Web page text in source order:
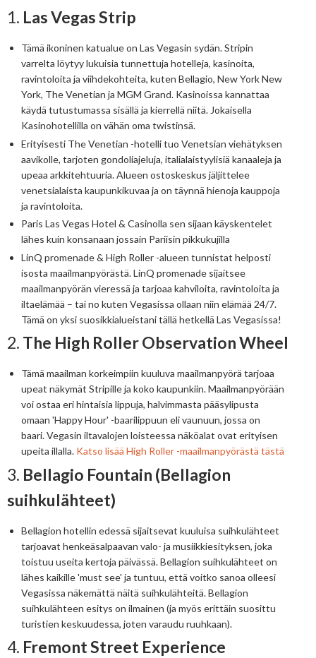
1. Las Vegas Strip
Tämä ikoninen katualue on Las Vegasin sydän. Stripin
varrelta löytyy lukuisia tunnettuja hotelleja, kasinoita,
ravintoloita ja viihdekohteita, kuten Bellagio, New York New
York, The Venetian ja MGM Grand. Kasinoissa kannattaa
käydä tutustumassa sisällä ja kierrellä niitä. Jokaisella
Kasinohotellilla on vähän oma twistinsä.
Erityisesti The Venetian -hotelli tuo Venetsian viehätyksen
aavikolle, tarjoten gondoliajeluja, italialaistyylisiä kanaaleja ja
upeaa arkkitehtuuria. Alueen ostoskeskus jäljittelee
venetsialaista kaupunkikuvaa ja on täynnä hienoja kauppoja
ja ravintoloita.
Paris Las Vegas Hotel & Casinolla sen sijaan käyskentelet
lähes kuin konsanaan jossain Pariisin pikkukujilla
LinQ promenade & High Roller -alueen tunnistat helposti
isosta maailmanpyörästä. LinQ promenade sijaitsee
maailmanpyörän vieressä ja tarjoaa kahviloita, ravintoloita ja
iltaelämää – tai no kuten Vegasissa ollaan niin elämää 24/7.
Tämä on yksi suosikkialueistani tällä hetkellä Las Vegasissa!
2. The High Roller Observation Wheel
Tämä maailman korkeimpiin kuuluva maailmanpyörä tarjoaa
upeat näkymät Stripille ja koko kaupunkiin. Maailmanpyörään
voi ostaa eri hintaisia lippuja, halvimmasta pääsylipusta
omaan 'Happy Hour' -baarilippuun eli vaunuun, jossa on
baari. Vegasin iltavalojen loisteessa näköalat ovat erityisen
upeita illalla. Katso lisää High Roller -maailmanpyörästä tästä
3. Bellagio Fountain (Bellagion
suihkulähteet)
Bellagion hotellin edessä sijaitsevat kuuluisa suihkulähteet
tarjoavat henkeäsalpaavan valo- ja musiikkiesityksen, joka
toistuu useita kertoja päivässä. Bellagion suihkulähteet on
lähes kaikille 'must see' ja tuntuu, että voitko sanoa olleesi
Vegasissa näkemättä näitä suihkulähteitä. Bellagion
suihkulähteen esitys on ilmainen (ja myös erittäin suosittu
turistien keskuudessa, joten varaudu ruuhkaan).
4. Fremont Street Experience